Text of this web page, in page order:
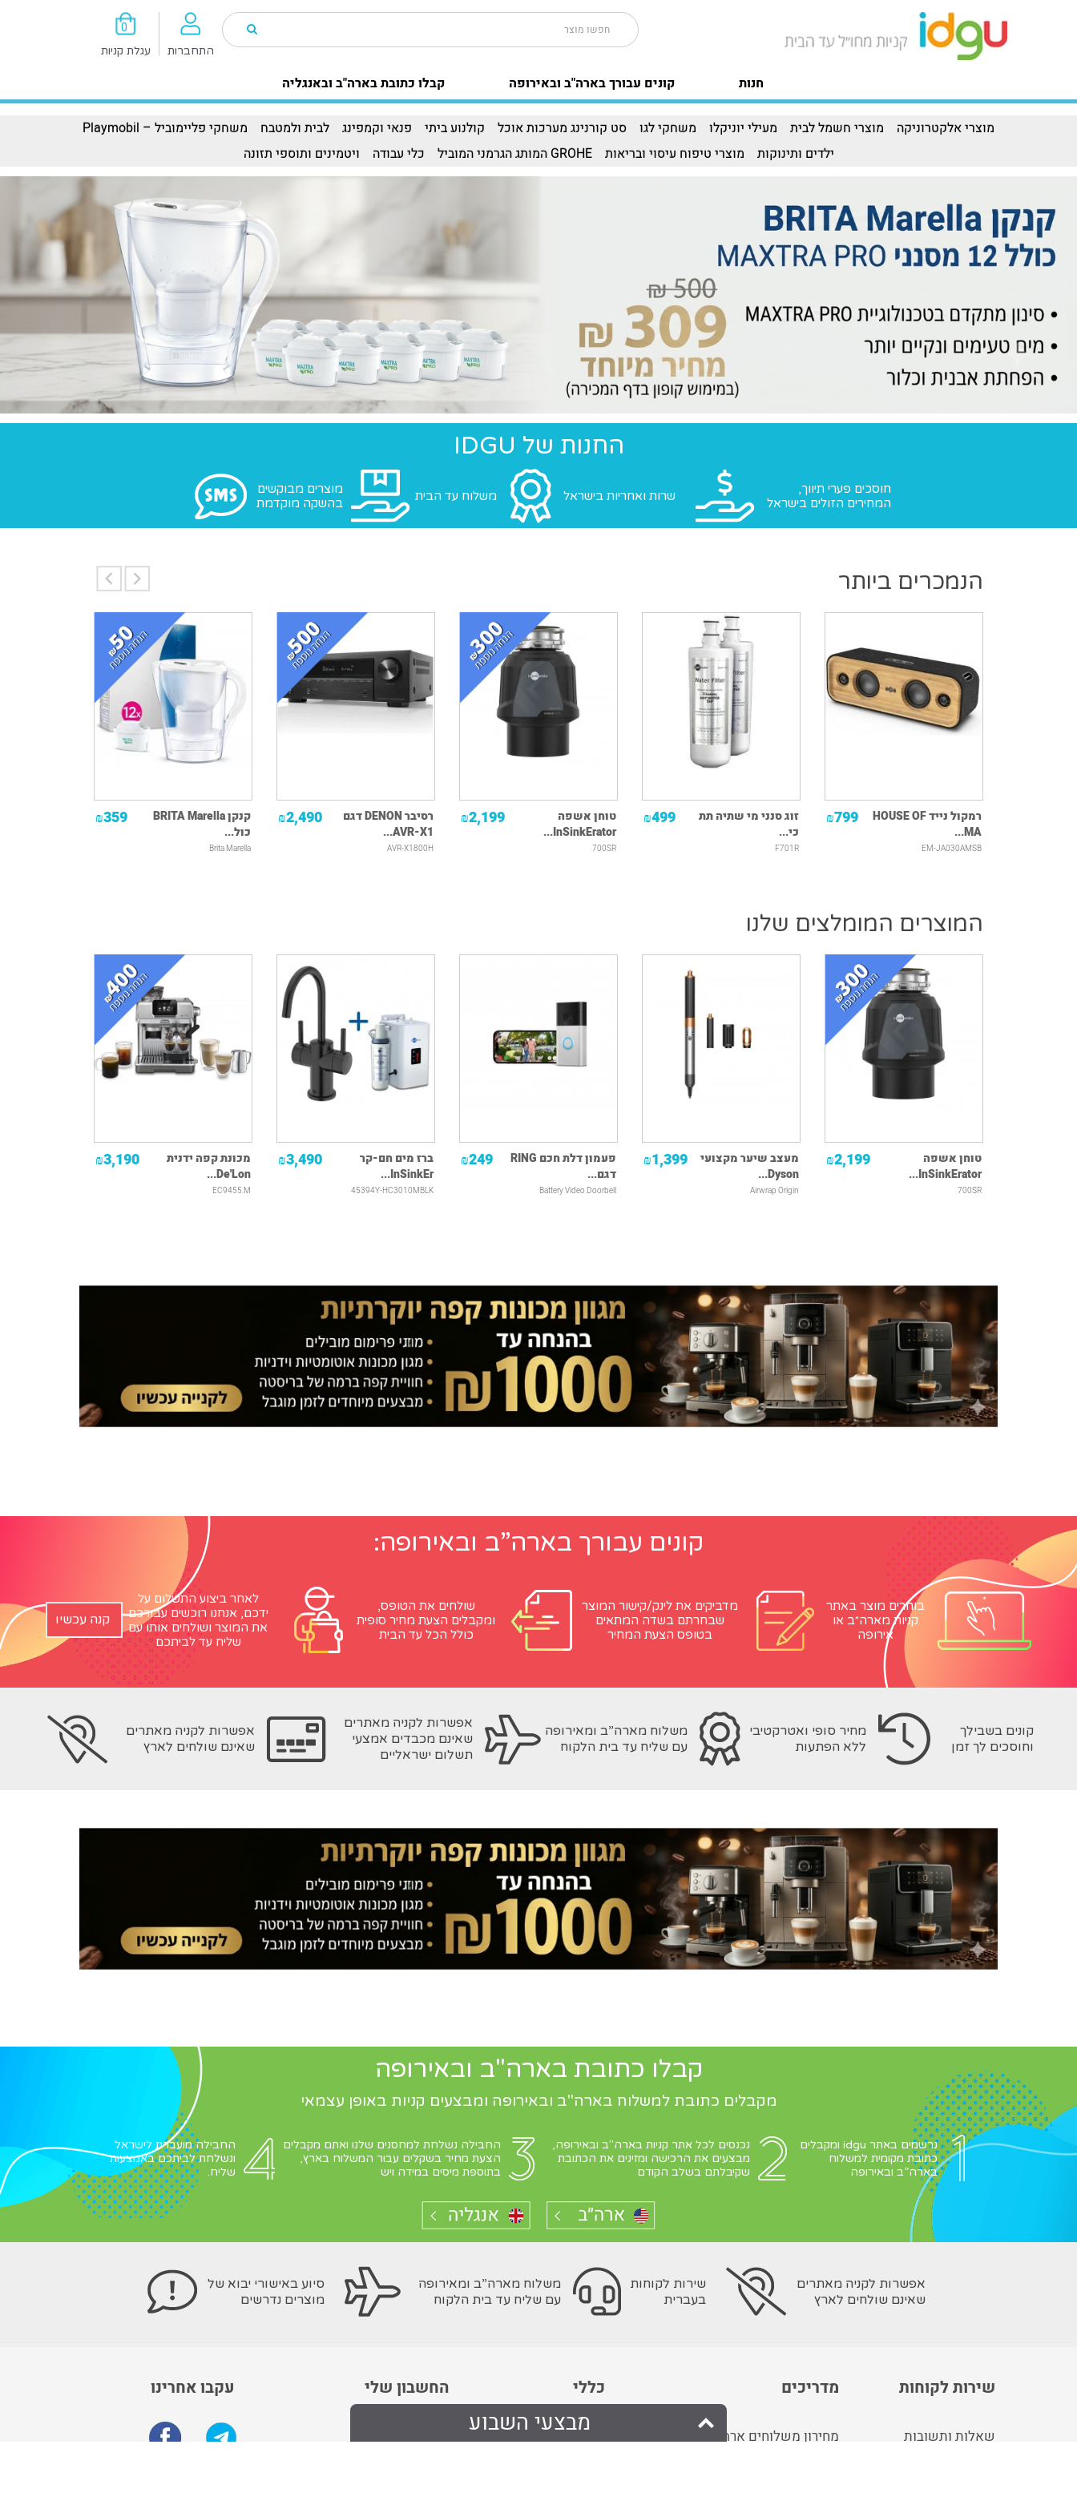
מבצעי השבוע
0
עגלת קניות התחברות
קבלו כתובת בארה"ב ובאנגליה קונים עבורך בארה"ב ובאירופה חנות
מוצרי אלקטרוניקה מוצרי חשמל לבית מעילי יוניקלו משחקי לגו סט קורנינג מערכות אוכל קולנוע ביתי פנאי וקמפינג לבית ולמטבח
משחקי פליימוביל – Playmobil
ילדים ותינוקות
מוצרי טיפוח עיסוי ובריאות GROHE המותג הגרמני המוביל כלי עבודה ויטמינים ותוספי תזונה
החנות של IDGU
חוסכים פערי תיווך,
המחירים הזולים בישראל
שרות ואחריות בישראל משלוח עד הבית
מוצרים מבוקשים
בהשקה מוקדמת
הנמכרים ביותר
₪359
קנקן BRITA Marella
כול...
Brita Marella
₪2,490
רסיבר DENON דגם
AVR-X1...
AVR-X1800H
₪2,199
טוחן אשפה
InSinkErator...
700SR
₪499
זוג סנני מי שתיה תת
כי...
F701R
₪799
רמקול נייד HOUSE OF
MA...
EM-JA030AMSB
המוצרים המומלצים שלנו
₪3,190
מכונת קפה ידנית
De'Lon...
EC9455.M
₪3,490
ברז מים חם-קר
InSinkEr...
45394Y-HC3010MBLK
₪249
פעמון דלת חכם RING
דגם...
Battery Video Doorbell
₪1,399
מעצב שיער מקצועי
Dyson...
Airwrap Origin
₪2,199
טוחן אשפה
InSinkErator...
700SR
קונים עבורך בארה”ב ובאירופה:
בוחרים מוצר באתר
קניות מארה״ב או
אירופה
מדביקים את לינק/קישור המוצר
שבחרתם בשדה המתאים
בטופס הצעת המחיר
שולחים את הטופס,
ומקבלים הצעת מחיר סופית
כולל הכל עד הבית
לאחר ביצוע התשלום על
ידכם, אנחנו רוכשים עבורכם
את המוצר ושולחים אותו עם
שליח עד לביתכם
קנה עכשיו
קונים בשבילך
וחוסכים לך זמן
מחיר סופי ואטרקטיבי
ללא הפתעות
משלוח מארה”ב ומאירופה
עם שליח עד בית הלקוח
אפשרות לקניה מאתרים
שאינם מכבדים אמצעי
תשלום ישראליים
אפשרות לקניה מאתרים
שאינם שולחים לארץ
קבלו כתובת בארה"ב ובאירופה
מקבלים כתובת למשלוח בארה"ב ובאירופה ומבצעים קניות באופן עצמאי
נרשמים באתר idgu ומקבלים
כתובת מקומית למשלוח
בארה”ב ובאירופה
נכנסים לכל אתר קניות בארה"ב ובאירופה,
מבצעים את הרכישה ומזינים את הכתובת
שקיבלתם בשלב הקודם
החבילה נשלחת למחסנים שלנו ואתם מקבלים
הצעת מחיר בשקלים עבור המשלוח בארץ,
בתוספת מיסים במידה ויש
החבילה מועברת לישראל
ונשלחת לביתכם באמצעות
שליח.
אפשרות לקניה מאתרים
שאינם שולחים לארץ
שירות לקוחות
בעברית
משלוח מארה”ב ומאירופה
עם שליח עד בית הלקוח
סיוע באישורי יבוא של
מוצרים נדרשים
עקבו אחרינו החשבון שלי
התחברות
כללי
אודותינו
מדריכים
מחירון משלוחים ארה"ב
שירות לקוחות
שאלות ותשובות